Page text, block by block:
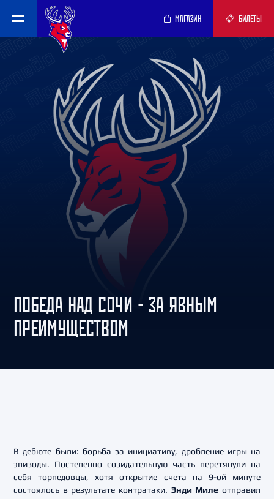
МАГАЗИН БИЛЕТЫ
ПОБЕДА НАД СОЧИ - ЗА ЯВНЫМ
ПРЕИМУЩЕСТВОМ
В дебюте были: борьба за инициативу, дробление игры на
эпизоды. Постепенно созидательную часть перетянули на
себя торпедовцы, хотя открытие счета на 9-ой минуте
состоялось в результате контратаки. Энди Миле отправил